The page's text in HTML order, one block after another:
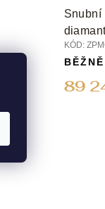
Snubní
KÓD:
89